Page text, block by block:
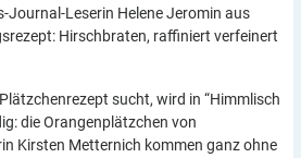
Journal-Leserin Helene Jeromin aus
Hirschbraten, raffiniert verfeinert
sucht, wird in “Himmlisch
die Orangenplätzchen von
Kirsten Metternich kommen ganz ohne